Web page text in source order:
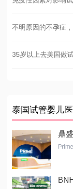
不明原因的不孕症
35岁以上去美国做
泰国试管婴儿
鼎